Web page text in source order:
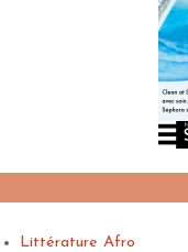
Littérature Afro